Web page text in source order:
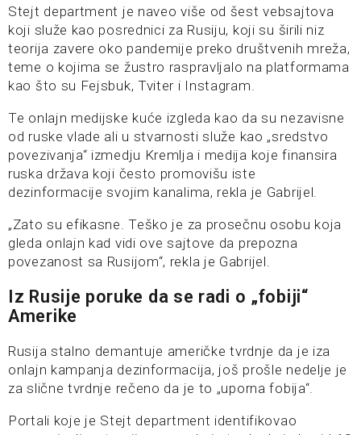
Stejt department je naveo više od šest vebsajtova
koji služe kao posrednici za Rusiju, koji su širili niz
teorija zavere oko pandemije preko društvenih mreža,
teme o kojima se žustro raspravljalo na platformama
kao što su Fejsbuk, Tviter i Instagram.
Te onlajn medijske kuće izgleda kao da su nezavisne
od ruske vlade ali u stvarnosti služe kao „sredstvo
povezivanja“ izmedju Kremlja i medija koje finansira
ruska država koji često promovišu iste
dezinformacije svojim kanalima, rekla je Gabrijel.
„Zato su efikasne. Teško je za prosečnu osobu koja
gleda onlajn kad vidi ove sajtove da prepozna
povezanost sa Rusijom“, rekla je Gabrijel.
Iz Rusije poruke da se radi o „fobiji“
Amerike
Rusija stalno demantuje američke tvrdnje da je iza
onlajn kampanja dezinformacija, još prošle nedelje je
za slične tvrdnje rečeno da je to „uporna fobija“.
Portali koje je Stejt department identifikovao